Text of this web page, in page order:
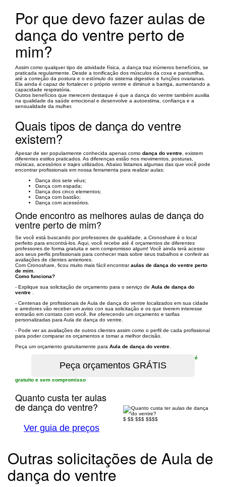
Por que devo fazer aulas de
dança do ventre perto de
mim?
Assim como qualquer tipo de atividade física, a dança traz inúmeros benefícios, se
praticada regularmente. Desde a tonificação dos músculos da coxa e panturrilha,
até a correção da postura e o estímulo do sistema digestivo e funções ovarianas.
Ela ainda é capaz de fortalecer o próprio ventre e diminuir a barriga, aumentando a
capacidade respiratória.
Outros benefícios que merecem destaque é que a dança do ventre também auxilia
na qualidade da saúde emocional e desenvolve a autoestima, confiança e a
sensualidade da mulher.
Quais tipos de dança do ventre
existem?
Apesar de ser popularmente conhecida apenas como dança do ventre , existem
diferentes estilos praticados. As diferenças estão nos movimentos, posturas,
músicas, acessórios e trajes utilizados. Abaixo listamos algumas das que você pode
encontrar profissionais em nossa ferramenta para realizar aulas:
Dança dos sete véus;
Dança com espada;
Dança dos cinco elementos;
Dança com bastão;
Dança com acessórios.
Onde encontro as melhores aulas de dança do
ventre perto de mim?
Se você está buscando por professores de qualidade, a Cronoshare é o local
perfeito para encontrá-los. Aqui, você recebe até 4 orçamentos de diferentes
professores de forma gratuita e sem compromisso algum! Você ainda terá acesso
aos seus perfis profissionais para conhecer mais sobre seus trabalhos e conferir as
avaliações de clientes anteriores.
Com Cronoshare, ficou muito mais fácil encontraraulas de dança do ventre perto
de mim
Como funciona?
- Explique sua solicitação de orçamento para o serviço de Aula de dança do
ventre
- Centenas de profissionais de Aula de dança do ventre localizados em sua cidade
e arredores vão receber um aviso con sua solicitação e os que tiverem interesse
entrarão em contato com você, lhe oferecendo um orçamento e tarifas
personalizadas para Aula de dança do ventre.
- Pode ver as avaliações de outros clientes assim como o perfil de cada profissional
para poder comparar os orçamentos e tomar a melhor decisão.
Peça um orçamento gratuitamente para Aula de dança do ventre
é
gratuito e sem compromisso
Quanto custa ter aulas
de dança do ventre?
Ver guia de preços
$ $$ $$$ $$$$
Outras solicitações de Aula de
dança do ventre